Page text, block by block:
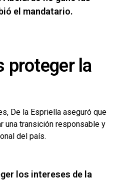
el mandatario.
proteger la
De la Espriella aseguró que
una transición responsable y
del país.
los intereses de la